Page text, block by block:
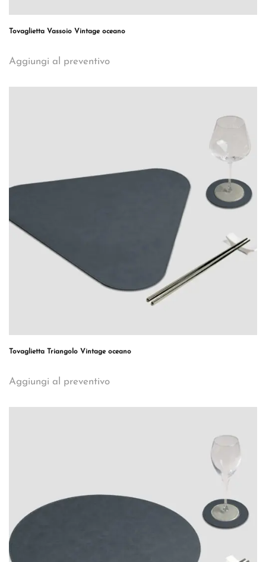
Tovaglietta Vassoio Vintage oceano
Aggiungi al preventivo
Tovaglietta Triangolo Vintage oceano
Aggiungi al preventivo